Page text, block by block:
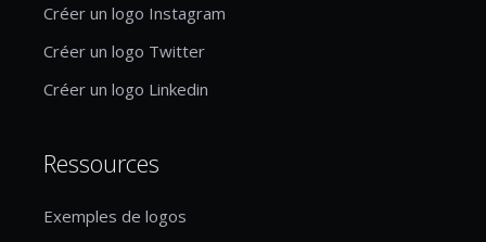
Créer un logo Instagram
Créer un logo Twitter
Créer un logo Linkedin
Ressources
Exemples de logos